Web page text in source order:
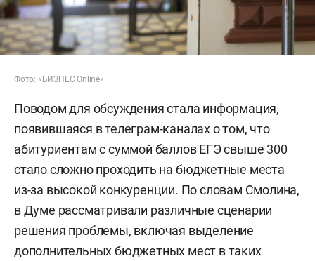
Фото: «БИЗНЕС Online»
Поводом для обсуждения стала информация,
появившаяся в телеграм-каналах о том, что
абитуриентам с суммой баллов ЕГЭ свыше 300
стало сложно проходить на бюджетные места
из-за высокой конкуренции. По словам Смолина,
в Думе рассматривали различные сценарии
решения проблемы, включая выделение
дополнительных бюджетных мест в таких